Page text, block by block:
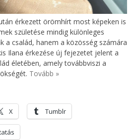
érkezett örömhírt most képeken is
születése mindig különleges
a család, hanem a közösség számára
Ilana érkezése új fejezetet jelent a
életében, amely továbbviszi a
Tovább »
X Tumblr